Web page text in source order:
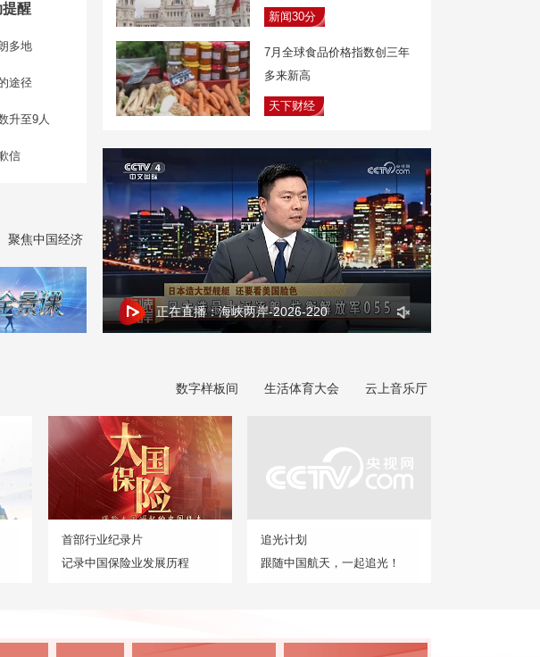
醒
多地
途径
升至9人
信
聚焦中国经济
新闻30分
7月全球食品价格指数创三年
多来新高
天下财经
正在直播：海峡两岸-2026-220
数字样板间 生活体育大会 云上音乐厅
首部行业纪录片
记录中国保险业发展历程
追光计划
跟随中国航天，一起追光！